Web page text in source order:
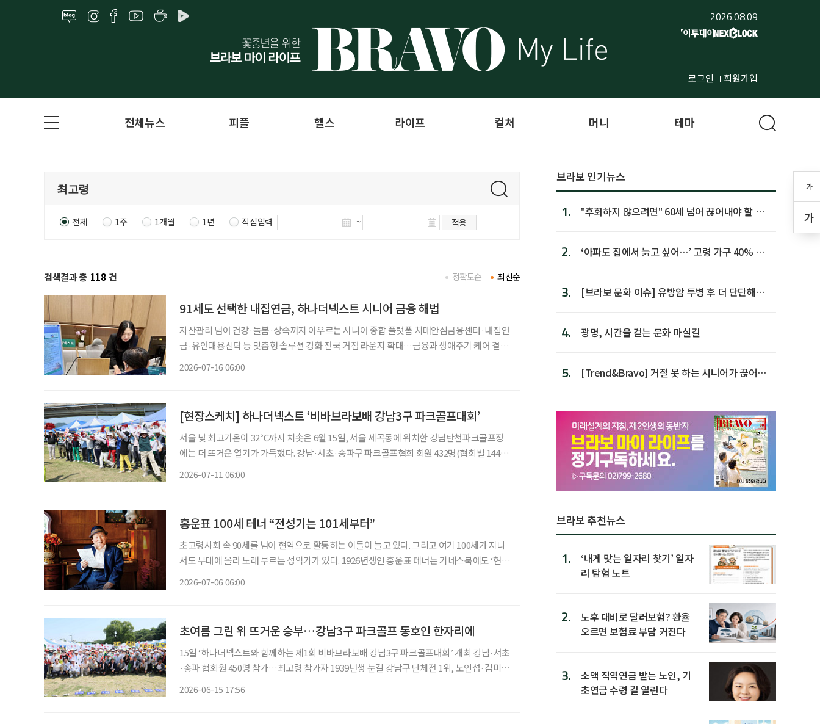
2026.08.09
로그인 회원가입
가
가
전체뉴스 피플 헬스 라이프 컬처 머니 테마
전체 1주 1개월 1년 직접입력 ~ 적용
검색결과 총 118 건 최신순
정확도순
91세도 선택한 내집연금, 하나더넥스트 시니어 금융 해법
자산관리 넘어 건강·돌봄·상속까지 아우르는 시니어 종합 플랫폼 치매안심금융센터·내집연
금·유언대용신탁 등 맞춤형 솔루션 강화 전국 거점 라운지 확대…금융과 생애주기 케어 결합
2026-07-16 06:00
[현장스케치] 하나더넥스트 ‘비바브라보배 강남3구 파크골프대회’
서울 낮 최고기온이 32℃까지 치솟은 6월 15일, 서울 세곡동에 위치한 강남탄천파크골프장
에는 더 뜨거운 열기가 가득했다. 강남·서초·송파구 파크골프협회 회원 432명(협회별 144
2026-07-11 06:00
홍운표 100세 테너 “전성기는 101세부터”
초고령사회 속 90세를 넘어 현역으로 활동하는 이들이 늘고 있다. 그리고 여기 100세가 지나
서도 무대에 올라 노래 부르는 성악가가 있다. 1926년생인 홍운표 테너는 기네스북에도 ‘현존
2026-07-06 06:00
초여름 그린 위 뜨거운 승부…강남3구 파크골프 동호인 한자리에
15일 ‘하나더넥스트와 함께하는 제1회 비바브라보배 강남3구 파크골프대회’ 개최 강남·서초
·송파 협회원 450명 참가…최고령 참가자 1939년생 눈길 강남구 단체전 1위, 노인섭·김미선
2026-06-15 17:56
브라보 인기뉴스
1.
"후회하지 않으려면" 60세 넘어 끊어내야 할 사
2.
‘아파도 집에서 늙고 싶어…’ 고령 가구 40% 노
3.
[브라보 문화 이슈] 유방암 투병 후 더 단단해진
4. 광명, 시간을 걷는 문화 마실길
5.
[Trend&Bravo] 거절 못 하는 시니어가 끊어야
브라보 추천뉴스
1.
‘내게 맞는 일자리 찾기’ 일자
리 탐험 노트
2.
노후 대비로 달러보험? 환율
오르면 보험료 부담 커진다
3.
소액 직역연금 받는 노인, 기
초연금 수령 길 열린다